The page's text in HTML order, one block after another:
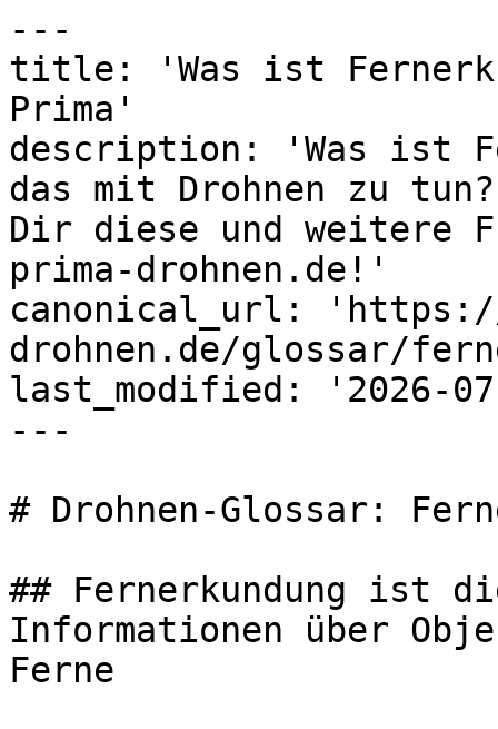
---
title: 'Was ist
Prima'
description: 'Was ist
das mit Drohnen zu
Dir diese und weitere
prima-drohnen.de!'
canonical_url: 'https://
drohnen.de/glossar/
last_modified: '2026-
---
# Drohnen-Glossar:
## Fernerkundung ist
Informationen über
Ferne